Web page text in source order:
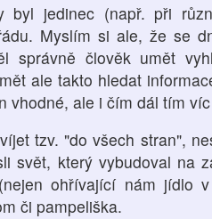
byl jedinec (např. při
Myslím si ale, že se
správně člověk umět
ale takto hledat
vhodné, ale i čím dál tím
tzv. "do všech stran",
svět, který vybudoval na
ohřívající nám jídlo
či pampeliška.